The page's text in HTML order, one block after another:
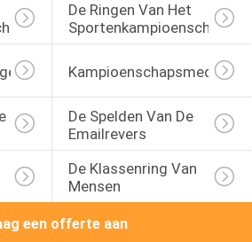
De Ringen Van Het
Sportenkampioenschap
Kampioenschapsmedailles
De Spelden Van De
Emailrevers
De Klassenring Van
Mensen
een offerte aan